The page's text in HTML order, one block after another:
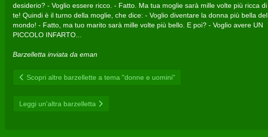
desiderio? - Voglio essere ricco. - Fatto. Ma tua moglie sarà mille volte più ricca di
te! Quindi è il turno della moglie, che dice: - Voglio diventare la donna più bella del
mondo! - Fatto, ma tuo marito sarà mille volte più bello. E poi? - Voglio avere UN
PICCOLO INFARTO...
Barzelletta inviata da eman
Scopri altre barzellette a tema "donne e uomini"
Leggi un'altra barzelletta